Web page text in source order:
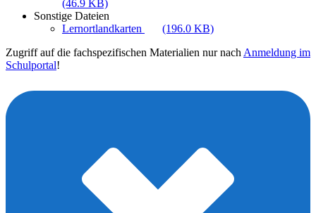
(46.9 KB)
Sonstige Dateien
Lernortlandkarten
(196.0 KB)
Zugriff auf die fachspezifischen Materialien nur nach Anmeldung im
Schulportal!